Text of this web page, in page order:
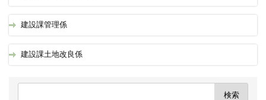
建設課管理係
建設課土地改良係